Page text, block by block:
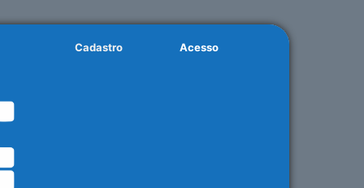
Cadastro Acesso